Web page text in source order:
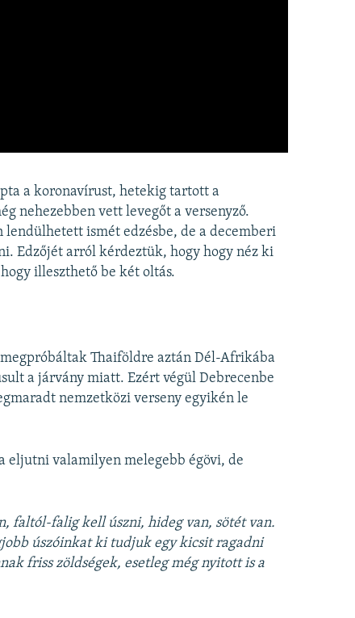
a koronavírust, hetekig tartott a
nehezebben vett levegőt a versenyző.
lendülhetett ismét edzésbe, de a decemberi
Edzőjét arról kérdeztük, hogy hogy néz ki
illeszthető be két oltás.
Thaiföldre aztán Dél-Afrikába
a járvány miatt. Ezért végül Debrecenbe
nemzetközi verseny egyikén le
eljutni valamilyen melegebb égövi, de
faltól-falig kell úszni, hideg van, sötét van.
úszóinkat ki tudjuk egy kicsit ragadni
friss zöldségek, esetleg még nyitott is a